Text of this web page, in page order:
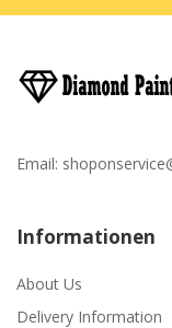
Email:
Informationen
About Us
Delivery Information